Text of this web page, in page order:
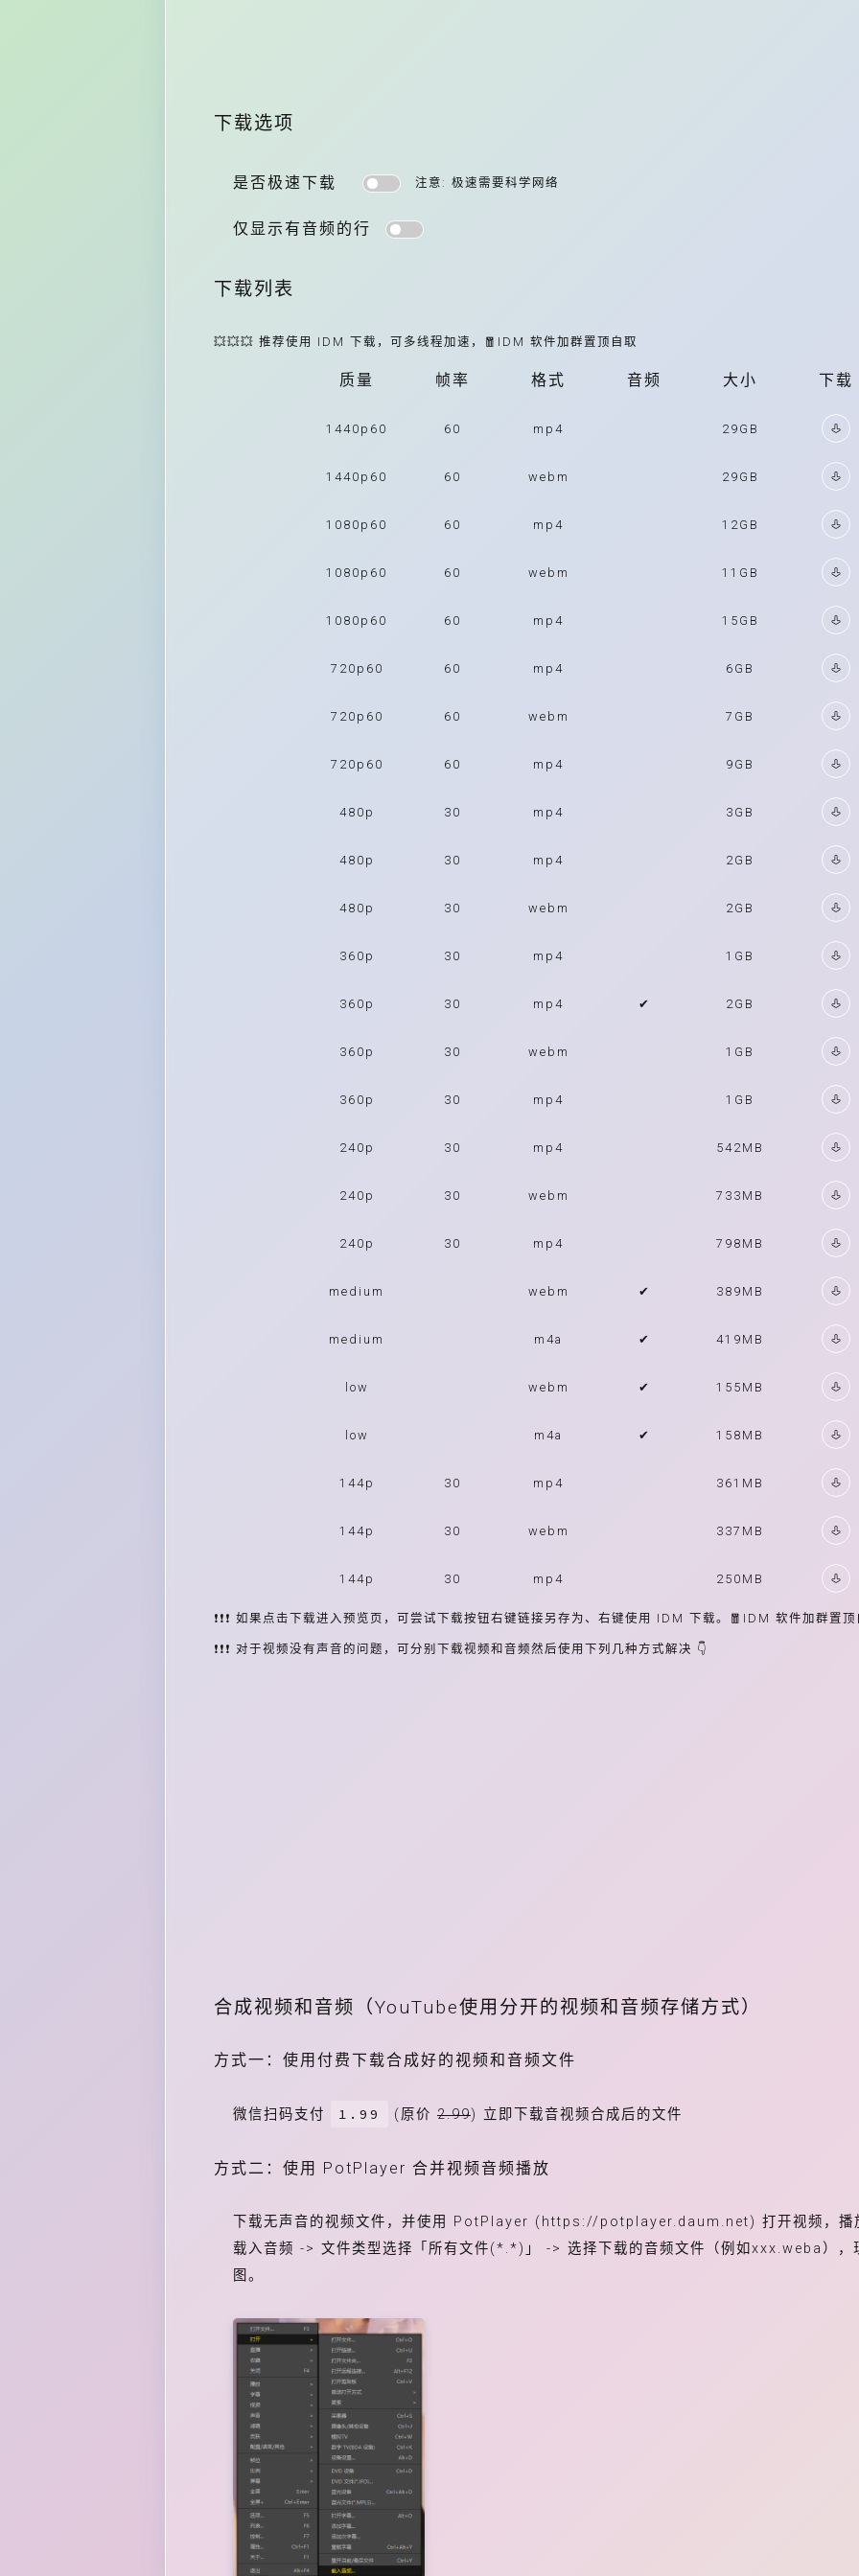
下载选项
是否极速下载 注意: 极速需要科学网络
仅显示有音频的行
下载列表
💥💥💥 推荐使用 IDM 下载，可多线程加速，🧧IDM 软件加群置顶自取
质量 帧率 格式 音频 大小 下载
1440p60 60 mp4 29GB
1440p60 60 webm 29GB
1080p60 60 mp4 12GB
1080p60 60 webm 11GB
1080p60 60 mp4 15GB
720p60 60 mp4 6GB
720p60 60 webm 7GB
720p60 60 mp4 9GB
480p 30 mp4 3GB
480p 30 mp4 2GB
480p 30 webm 2GB
360p 30 mp4 1GB
360p 30 mp4 ✔ 2GB
360p 30 webm 1GB
360p 30 mp4 1GB
240p 30 mp4 542MB
240p 30 webm 733MB
240p 30 mp4 798MB
medium webm ✔ 389MB
medium m4a ✔ 419MB
low webm ✔ 155MB
low m4a ✔ 158MB
144p 30 mp4 361MB
144p 30 webm 337MB
144p 30 mp4 250MB
❗❗❗ 如果点击下载进入预览页，可尝试下载按钮右键链接另存为、右键使用 IDM 下载。🧧IDM 软件加群置
❗❗❗ 对于视频没有声音的问题，可分别下载视频和音频然后使用下列几种方式解决 👇
合成视频和音频（YouTube使用分开的视频和音频存储方式）
方式一：使用付费下载合成好的视频和音频文件
微信扫码支付 1.99 (原价 2.99) 立即下载音视频合成后的文件
方式二：使用 PotPlayer 合并视频音频播放
下载无声音的视频文件，并使用 PotPlayer (https://potplayer.daum.net) 打开视频，播
载入音频 -> 文件类型选择「所有文件(*.*)」 -> 选择下载的音频文件（例如xxx.weba），
图。